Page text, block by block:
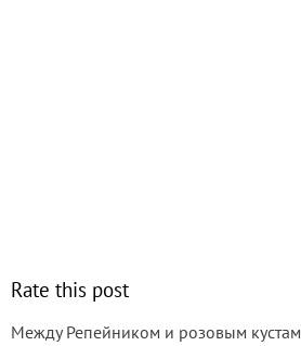
Rate this post
Между Репейником и розовым кустам